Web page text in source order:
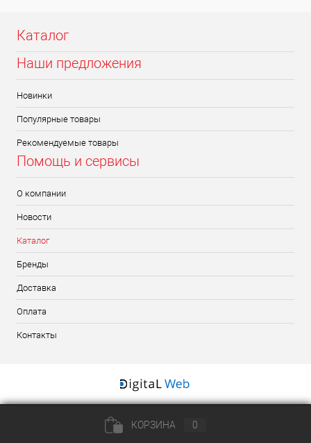
Каталог
Наши предложения
Новинки
Популярные товары
Рекомендуемые товары
Помощь и сервисы
О компании
Новости
Каталог
Бренды
Доставка
Оплата
Контакты
КОРЗИНА 0